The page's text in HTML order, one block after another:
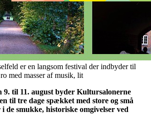
er en langsom festival der indbyder til
med masser af musik, lit
9. til 11. august byder Kultursalonerne
til tre dage spækket med store og små
de smukke, historiske omgivelser ved